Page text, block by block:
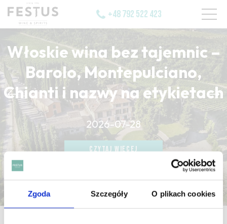
Zgoda Szczegóły O plikach cookies
+48 792 522 423
Włoskie wina bez tajemnic –
Barolo, Montepulciano,
Chianti i nazwy na etykietach
2026-07-28
CZYTAJ WIĘCEJ
CZYTAJ WIĘCEJ
CZYTAJ WIĘCEJ